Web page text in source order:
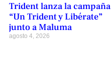
Trident lanza la campaña
“Un Trident y Libérate”
junto a Maluma
agosto 4, 2026